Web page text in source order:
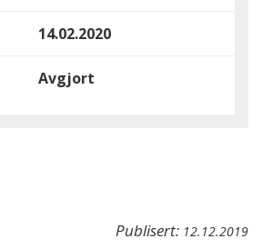
14.02.2020
Avgjort
Publisert: 12.12.2019